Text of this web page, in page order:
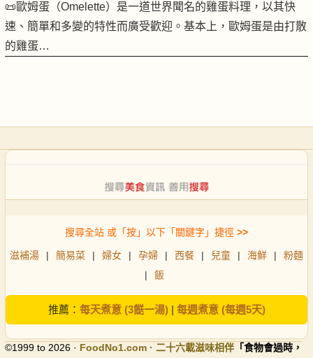
📜歐姆蛋（Omelette）是一道世界聞名的雞蛋料理，以其快
速、簡單和多變的特性而廣受歡迎。基本上，歐姆蛋是由打散
的雞蛋…
搜尋全站 或「按」以下「關鍵字」捷徑 >>
滋補湯 | 簡易菜 | 婦女 | 孕婦 | 西餐 | 兒童 | 海鮮 |
粉麵
|
飯
推薦： 每天煮意 (3餸一湯)| 每週煮意 (每週5天)
©1999 to 2026 · FoodNo1.com · 二十六載滋味相伴 「食物會過時，